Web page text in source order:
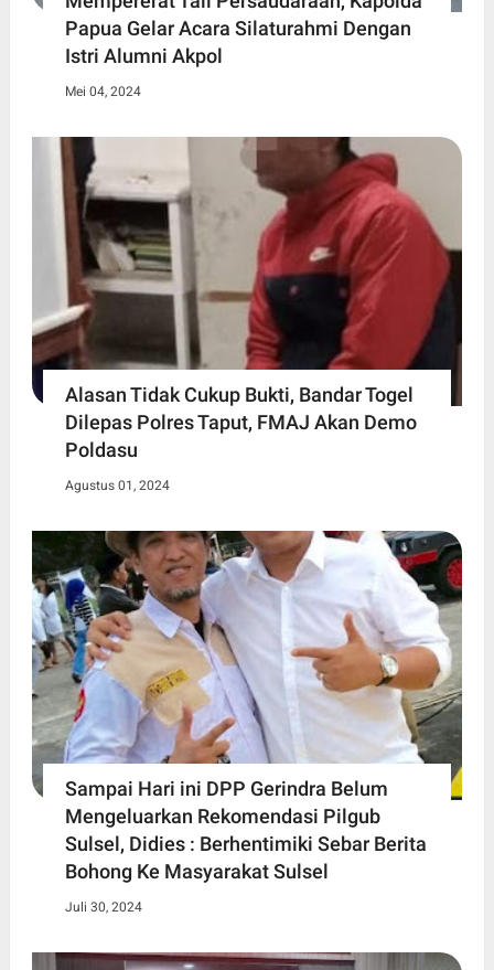
Papua Gelar Acara Silaturahmi Dengan
Istri Alumni Akpol
Mei 04, 2024
Alasan Tidak Cukup Bukti, Bandar Togel
Dilepas Polres Taput, FMAJ Akan Demo
Poldasu
Agustus 01, 2024
Sampai Hari ini DPP Gerindra Belum
Mengeluarkan Rekomendasi Pilgub
Sulsel, Didies : Berhentimiki Sebar Berita
Bohong Ke Masyarakat Sulsel
Juli 30, 2024